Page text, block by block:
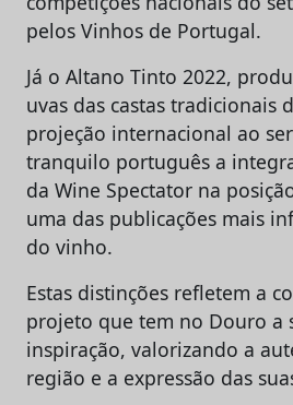
pelos Vinhos de Portugal.
Já o Altano Tinto 2022,
uvas das castas tradicionais
projeção internacional ao
tranquilo português a
da Wine Spectator na
uma das publicações mais
do vinho.
Estas distinções refletem a
projeto que tem no Douro a
inspiração, valorizando a
região e a expressão das